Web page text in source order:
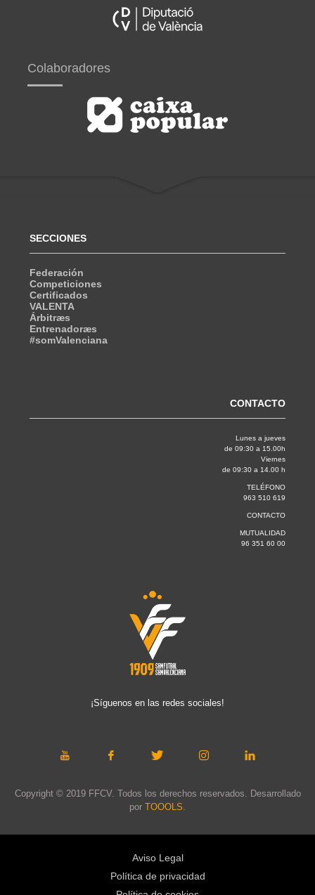
Colaboradores
SECCIONES
Federación
Competiciones
Certificados
VALENTA
Árbitræs
Entrenadoræs
#somValenciana
CONTACTO
Lunes a jueves
de 09:30 a 15.00h
Viernes
de 09:30 a 14.00 h
TELÉFONO
963 510 619
CONTACTO
MUTUALIDAD
96 351 60 00
¡Síguenos en las redes sociales!
Copyright © 2019 FFCV. Todos los derechos reservados. Desarrollado
por TOOOLS
Aviso Legal
Política de privacidad